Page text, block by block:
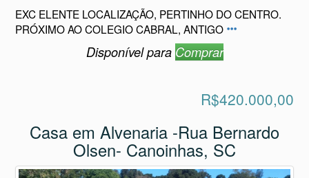
EXC ELENTE LOCALIZAÇÃO, PERTINHO DO CENTRO.
PRÓXIMO AO COLEGIO CABRAL, ANTIGO
Disponível para Comprar
R$420.000,00
Casa em Alvenaria -Rua Bernardo
Olsen- Canoinhas, SC